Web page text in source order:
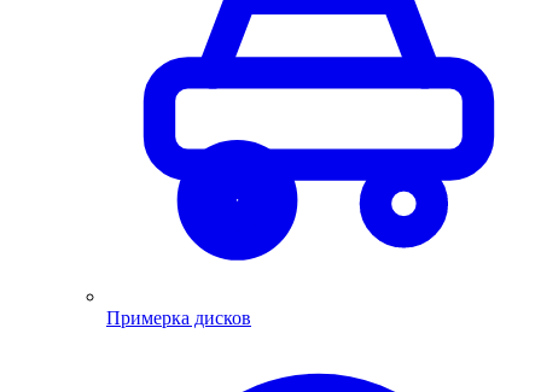
Примерка дисков